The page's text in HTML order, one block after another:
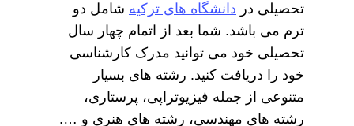
تحصیلی در دانشگاه های ترکیه شامل دو
ترم می باشد. شما بعد از اتمام چهار سال
تحصیلی خود می توانید مدرک کارشناسی
خود را دریافت کنید. رشته های بسیار
متنوعی از جمله فیزیوتراپی، پرستاری،
رشته های مهندسی، رشته های هنری و ….